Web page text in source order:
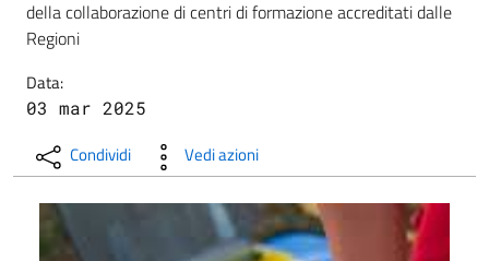
della collaborazione di centri di formazione accreditati dalle
Regioni
Data:
03 mar 2025
Condividi Vedi azioni